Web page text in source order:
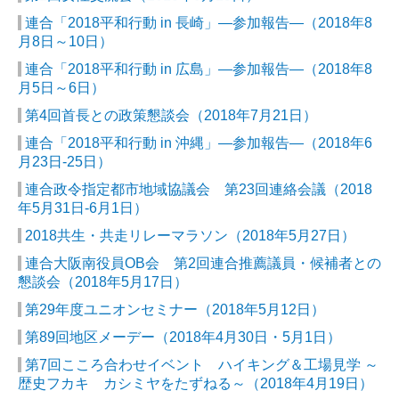
連合「2018平和行動 in 長崎」―参加報告―（2018年8
月8日～10日）
連合「2018平和行動 in 広島」―参加報告―（2018年8
月5日～6日）
第4回首長との政策懇談会（2018年7月21日）
連合「2018平和行動 in 沖縄」―参加報告―（2018年6
月23日-25日）
連合政令指定都市地域協議会 第23回連絡会議（2018
年5月31日-6月1日）
2018共生・共走リレーマラソン（2018年5月27日）
連合大阪南役員OB会 第2回連合推薦議員・候補者との
懇談会（2018年5月17日）
第29年度ユニオンセミナー（2018年5月12日）
第89回地区メーデー（2018年4月30日・5月1日）
第7回こころ合わせイベント ハイキング＆工場見学 ～
歴史フカキ カシミヤをたずねる～（2018年4月19日）